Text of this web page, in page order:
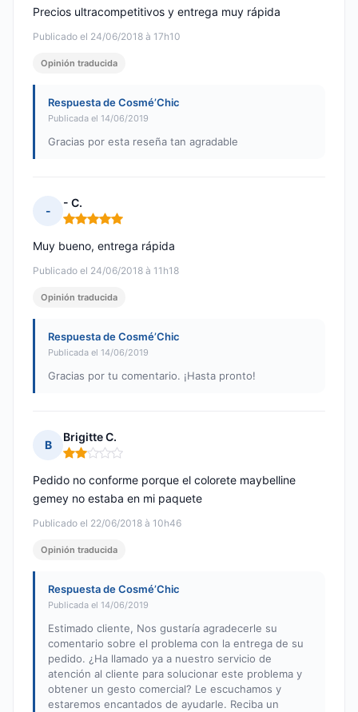
Publicado el 24/06/2018 à 17h10
Precios ultracompetitivos y entrega muy rápida
Opinión traducida
Respuesta de Cosmé’Chic
Publicada el 14/06/2019
Gracias por esta reseña tan agradable
-
- C.
Nota: 5 de 5
Publicado el 24/06/2018 à 11h18
Muy bueno, entrega rápida
Opinión traducida
Respuesta de Cosmé’Chic
Publicada el 14/06/2019
Gracias por tu comentario. ¡Hasta pronto!
B
Brigitte C.
Nota: 2 de 5
Publicado el 22/06/2018 à 10h46
Pedido no conforme porque el colorete maybelline
gemey no estaba en mi paquete
Opinión traducida
Respuesta de Cosmé’Chic
Publicada el 14/06/2019
Estimado cliente, Nos gustaría agradecerle su
comentario sobre el problema con la entrega de su
pedido. ¿Ha llamado ya a nuestro servicio de
atención al cliente para solucionar este problema y
obtener un gesto comercial? Le escuchamos y
estaremos encantados de ayudarle. Reciba un